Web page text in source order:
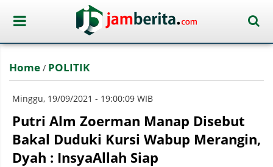
Home / POLITIK
Minggu, 19/09/2021 - 19:00:09 WIB
Putri Alm Zoerman Manap Disebut
Bakal Duduki Kursi Wabup Merangin,
Dyah : InsyaAllah Siap